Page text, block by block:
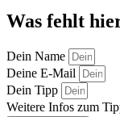
Was fehlt
Dein Name
Deine E-Mail
Dein Tipp
Weitere Infos zum